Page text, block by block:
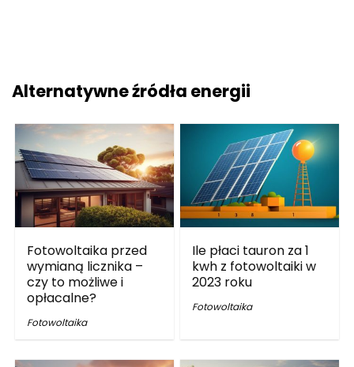
Alternatywne źródła energii
Fotowoltaika przed
wymianą licznika –
czy to możliwe i
opłacalne?
Fotowoltaika
Ile płaci tauron za 1
kwh z fotowoltaiki w
2023 roku
Fotowoltaika